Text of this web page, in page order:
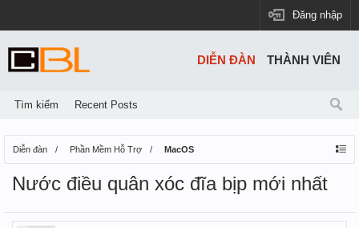
Đăng nhập
Diễn đàn Phần Mềm Hỗ Trợ MacOS
Nước điều quân xóc đĩa bịp mới nhất
DIỄN ĐÀN
Tìm kiếm Recent Posts
THÀNH VIÊN